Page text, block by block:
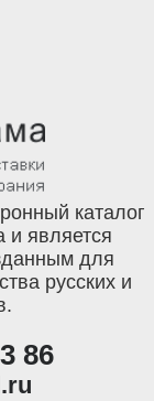
каталог
и является
для
русских и
86